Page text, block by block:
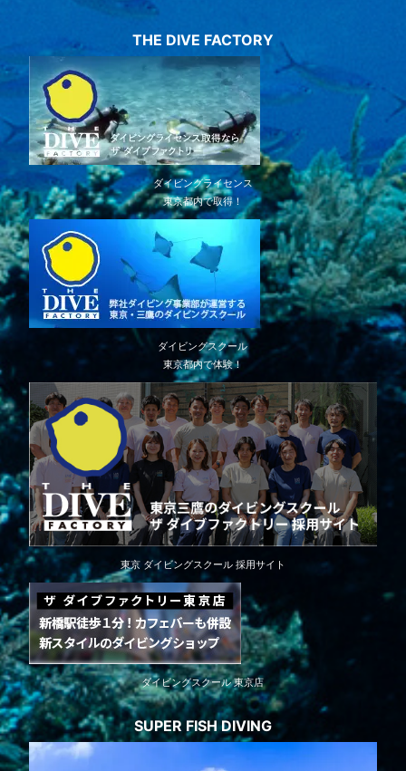
THE DIVE FACTORY
ダイビングライセンス
東京都内で取得！
ダイビングスクール
東京都内で体験！
東京 ダイビングスクール 採用サイト
ダイビングスクール 東京店
SUPER FISH DIVING